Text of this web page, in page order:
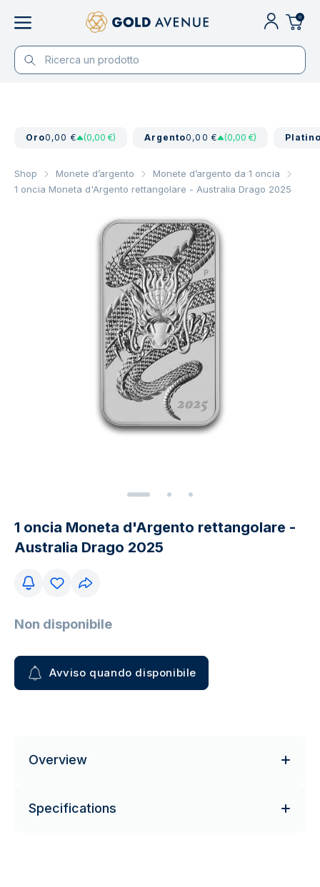
0
Oro0,00 € (0,00 €) Argento0,00 € (0,00 €)
Shop Monete d’argento
Monete d’argento da 1 oncia
1 oncia Moneta d'Argento rettangolare - Australia Drago 2025
1 oncia Moneta d'Argento rettangolare -
Australia Drago 2025
Non disponibile
Avviso quando disponibile
Overview
Specifications